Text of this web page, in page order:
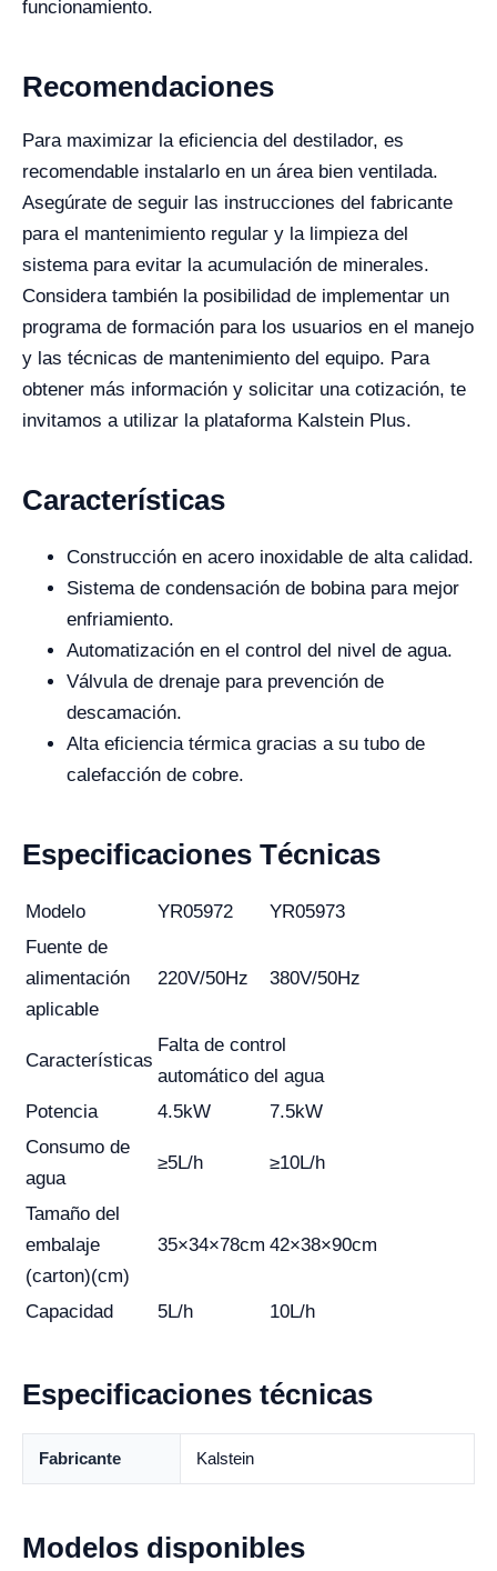
funcionamiento.
Recomendaciones
Para maximizar la eficiencia del destilador, es
recomendable instalarlo en un área bien ventilada.
Asegúrate de seguir las instrucciones del fabricante
para el mantenimiento regular y la limpieza del
sistema para evitar la acumulación de minerales.
Considera también la posibilidad de implementar un
programa de formación para los usuarios en el manejo
y las técnicas de mantenimiento del equipo. Para
obtener más información y solicitar una cotización, te
invitamos a utilizar la plataforma Kalstein Plus.
Características
Construcción en acero inoxidable de alta calidad.
Sistema de condensación de bobina para mejor
enfriamiento.
Automatización en el control del nivel de agua.
Válvula de drenaje para prevención de
descamación.
Alta eficiencia térmica gracias a su tubo de
calefacción de cobre.
Especificaciones Técnicas
Modelo YR05972
YR05973
Fuente de
alimentación
aplicable
220V/50Hz 380V/50Hz
Características
Falta de control
automático del agua
Potencia
4.5kW
7.5kW
Consumo de
agua
≥5L/h ≥10L/h
Tamaño del
embalaje
(carton)(cm)
35×34×78cm 42×38×90cm
Capacidad 5L/h 10L/h
Especificaciones técnicas
Fabricante Kalstein
Modelos disponibles